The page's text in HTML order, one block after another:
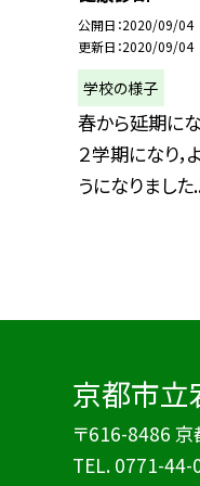
公開日 2020/09/04
更新日 2020/09/04
学校の様子
春から延期に
２学期になり，
うになりました
京都市立
〒616-8486
TEL. 0771-44-